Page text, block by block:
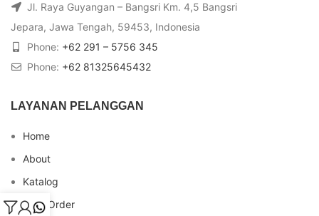
Jl. Raya Guyangan – Bangsri Km. 4,5 Bangsri
Jepara, Jawa Tengah, 59453, Indonesia
Phone: +62 291 – 5756 345
Phone: +62 81325645432
LAYANAN PELANGGAN
Home
About
Katalog
Cara Order